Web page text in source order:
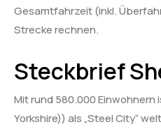
Gesamtfahrzeit (inkl.
Strecke rechnen.
Steckbrief
Mit rund 580.000
Yorkshire)) als „Steel City“